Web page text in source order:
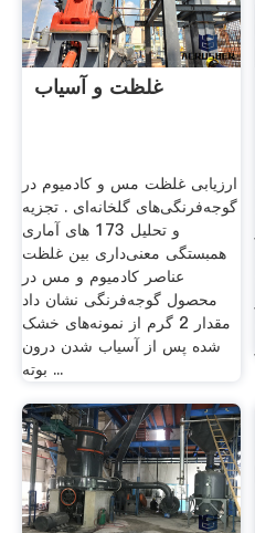
غلظت و آسیاب
ارزیابی غلظت مس و کادمیوم در
گوجه‌فرنگی‌های گلخانه‌ای . تجزیه
و تحلیل 173 های آماری
همبستگی معنی‌داری بین غلظت
عناصر کادمیوم و مس در
محصول گوجه‌فرنگی نشان داد
مقدار 2 گرم از نمونه‌های خشک
شده پس از آسیاب شدن درون
بوته ...